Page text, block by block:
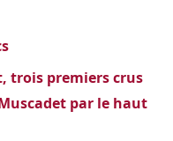
trois premiers crus
par le haut